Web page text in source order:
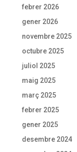
febrer 2026
gener 2026
novembre 2025
octubre 2025
juliol 2025
maig 2025
març 2025
febrer 2025
gener 2025
desembre 2024